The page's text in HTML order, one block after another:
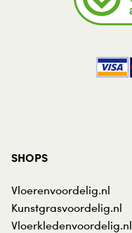
SHOPS
Vloerenvoordelig.nl
Kunstgrasvoordelig.nl
Vloerkledenvoordelig.nl